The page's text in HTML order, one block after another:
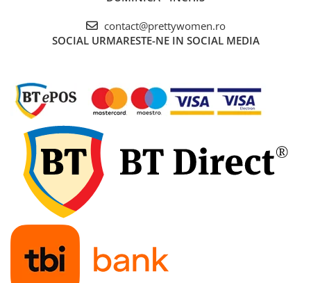
contact@prettywomen.ro
SOCIAL URMARESTE-NE IN SOCIAL MEDIA